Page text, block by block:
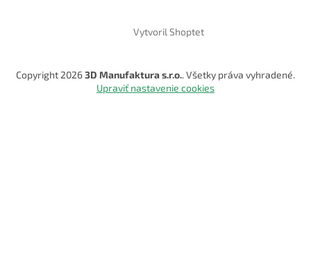
Vytvoril Shoptet
Copyright 20263D Manufaktura s.r.o.. Všetky práva vyhradené.
Upraviť nastavenie cookies